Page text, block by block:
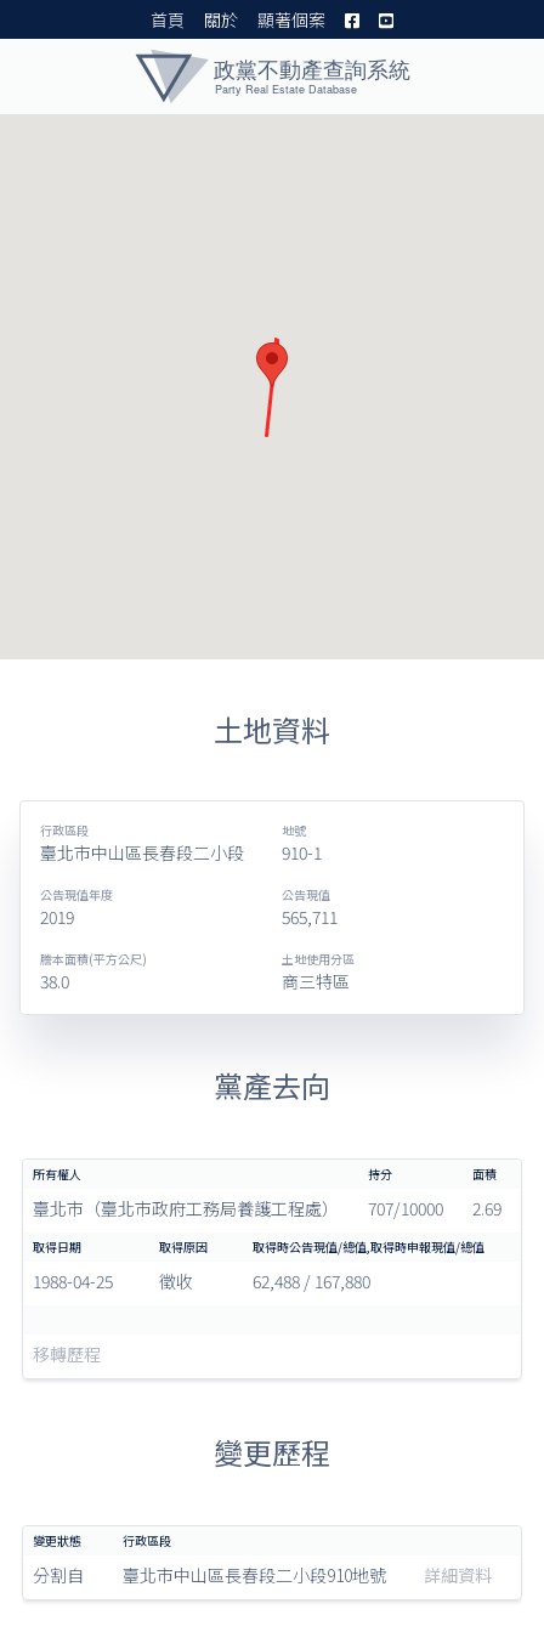
首頁 關於 顯著個案
土地資料
行政區段
臺北市中山區長春段二小段
地號
910-1
公告現值年度
2019
公告現值
565,711
謄本面積(平方公尺)
38.0
土地使用分區
商三特區
黨產去向
臺北市（臺北市政府工務局養護工程處） 707/10000 2.69
1988-04-25 徵收 62,488 / 167,880
移轉歷程
變更歷程
分割自 臺北市中山區長春段二小段910地號 詳細資料